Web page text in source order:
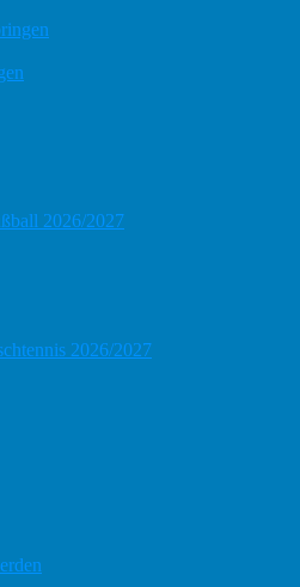
2026/2027
2026/2027